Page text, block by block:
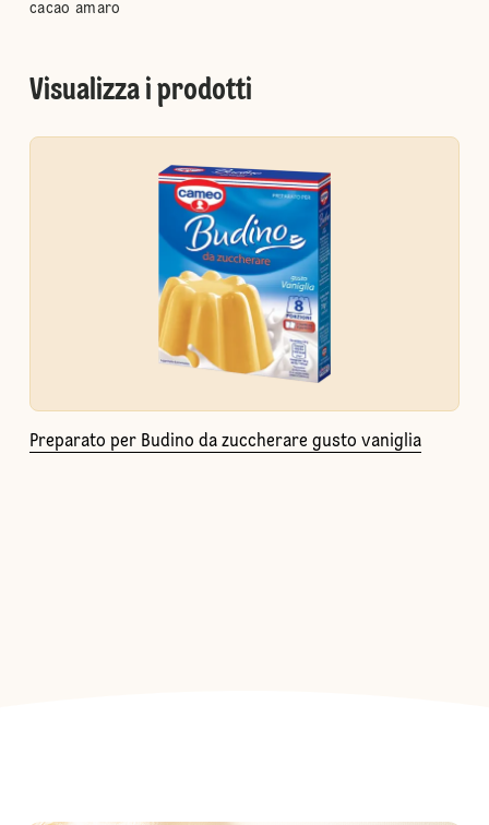
cacao amaro
Visualizza i prodotti
Preparato per Budino da zuccherare gusto vaniglia